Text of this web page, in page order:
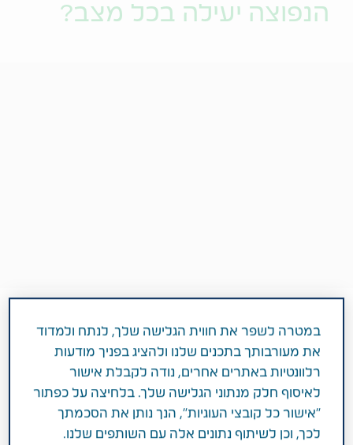
הנפוצה יעילה בכל מצב?
3 דקות
ינואר 25, 2018
תחומי טיפול HIV ומחלות זיהומיות
במטרה לשפר את חווית הגלישה שלך, לנתח ולמדוד
את מעורבותך בתכנים שלנו ולהציג בפניך מודעות
רלוונטיות באתרים אחרים, נודה לקבלת אישור
לאיסוף חלק מנתוני הגלישה שלך. בלחיצה על כפתור
"אישור כל קובצי העוגיות", הנך נותן את הסכמתך
לכך, וכן לשיתוף נתונים אלה עם השותפים שלנו.